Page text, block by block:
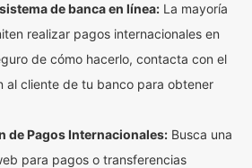
de banca en línea: La mayoría
realizar pagos internacionales en
de cómo hacerlo, contacta con el
al cliente de tu banco para obtener
de Pagos Internacionales: Busca una
para pagos o transferencias